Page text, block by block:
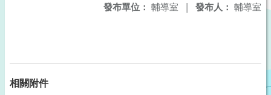
發布人： 輔導室
發布單位： 輔導室 |
相關附件